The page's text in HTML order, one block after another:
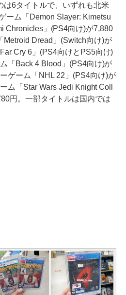
6タイトルで、いずれも北米
ーム「Demon Slayer: Kimetsu
Chronicles」(PS4向け)が7,880
Metroid Dread」(Switch向け)が
Cry 6」(PS4向けとPS5向け)
「Back 4 Blood」(PS4向け)が
ゲーム「NHL 22」(PS4向け)が
ム「Star Wars Jedi Knight Coll
円。一部タイトルは国内では